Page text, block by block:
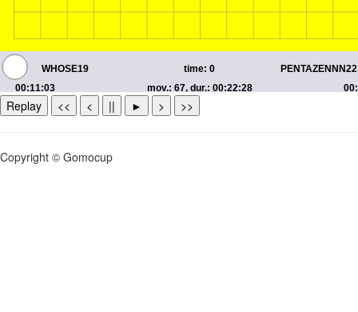
Replay << < || ► > >>
Copyright © Gomocup